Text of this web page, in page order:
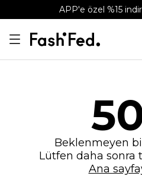
APP'e özel %15
Beklenmeyen
Lütfen daha sonra
Ana